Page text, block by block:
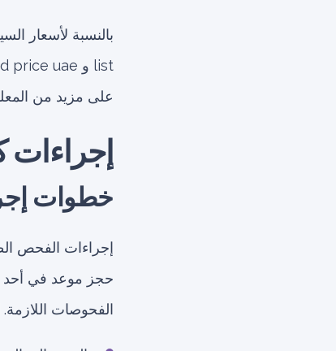
على مزيد من
خطوات
إجراءات الفحص
حجز موعد في أحد
الفحوصات اللازمة.